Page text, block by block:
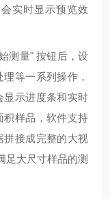
实时显示预览效
测量" 按钮后，设
等一系列操作，
显示进度条和实时
积样品，软件支持
拼接成完整的大视
足大尺寸样品的测